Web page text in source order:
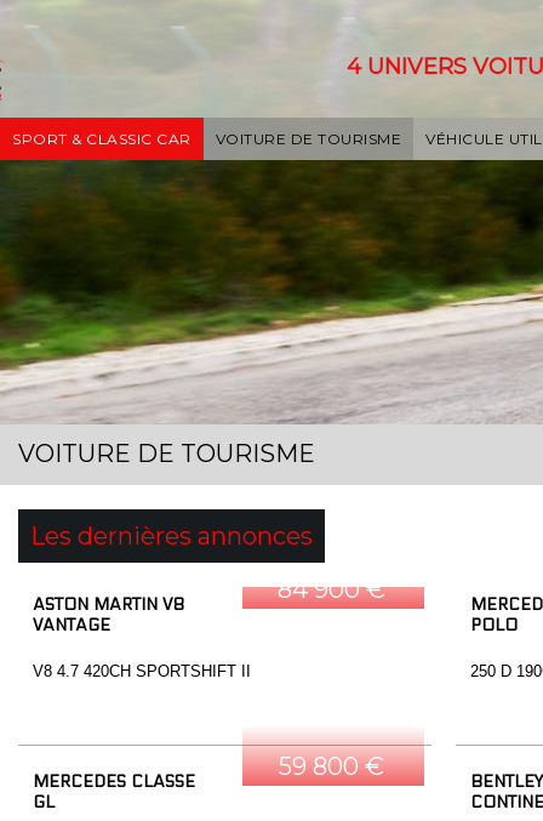
4 UNIVERS
SPORT & CLASSIC CAR VOITURE DE TOURISME VÉHICULE
VOITURE DE TOURISME
Les dernières annonces
84 900 €
ASTON MARTIN V8
VANTAGE
V8 4.7 420CH SPORTSHIFT II
POLO
250 D
59 800 €
MERCEDES CLASSE
GL
BENTLEY